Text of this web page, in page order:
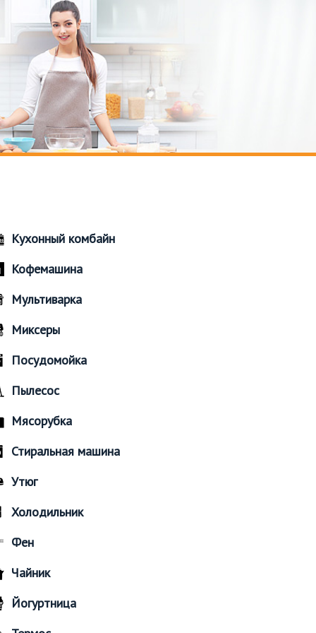
Кухонный комбайн
Кофемашина
Мультиварка
Миксеры
Посудомойка
Пылесос
Мясорубка
Стиральная машина
Утюг
Холодильник
Фен
Чайник
Йогуртница